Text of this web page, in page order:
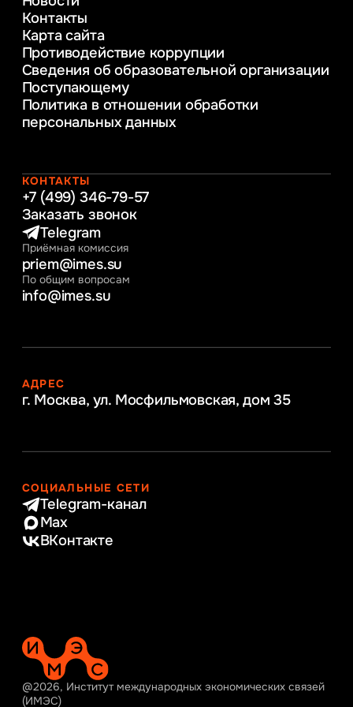
Веб-дизайн
Управление инновационным развитием
предприятия
Уголовное право
Информационные технологии в бизнесе
Информационное и программное
обеспечение бизнес процессов
Управление человеческими ресурсами
Интернет-маркетинг
Контакты
Карта сайта
Противодействие коррупции
Сведения об образовательной организации
Поступающему
Политика в отношении обработки
персональных данных
КОНТАКТЫ
+7 (499) 346-79-57
Заказать звонок
Telegram
Приёмная комиссия
priem@imes.su
По общим вопросам
info@imes.su
АДРЕС
г. Москва, ул. Мосфильмовская, дом 35
СОЦИАЛЬНЫЕ СЕТИ
Telegram-канал
Max
ВКонтакте
@2026, Институт международных экономических связей
(ИМЭС)